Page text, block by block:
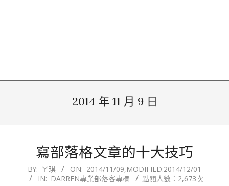
2014 年 11 月 9 日
寫部落格文章的十大技巧
2014-
11-
BY: ㄚ琪 ON: 2014/11/09,MODIFIED:2014/12/01
IN: DARREN專業部落客專欄 點閱人數：2,673次